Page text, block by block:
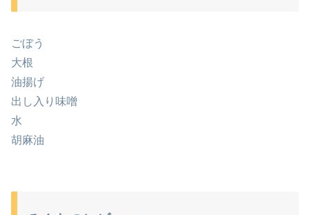
ごぼう
大根
油揚げ
出し入り味噌
水
胡麻油